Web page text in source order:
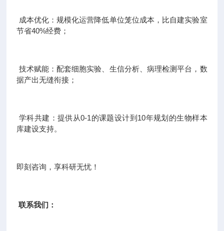
成本优化：规模化运营降低单位笼位成本，比自建实验室
节省40%经费；
技术赋能：配套细胞实验、生信分析、病理检测平台，数
据产出无缝衔接；
学科共建：提供从0-1的课题设计到10年规划的生物样本
库建设支持。
即刻咨询，享科研无忧！
联系我们：